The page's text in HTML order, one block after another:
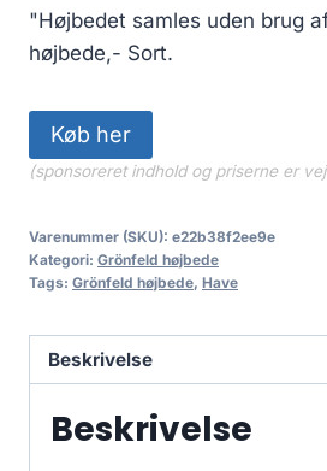
"Højbedet samles uden brug
højbede,- Sort.
Køb her
(sponsoreret indhold og priserne er
Varenummer (SKU): e22b38f2ee9e
Kategori: Grönfeld højbede
Tags: Grönfeld højbede, Have
Beskrivelse
Beskrivelse